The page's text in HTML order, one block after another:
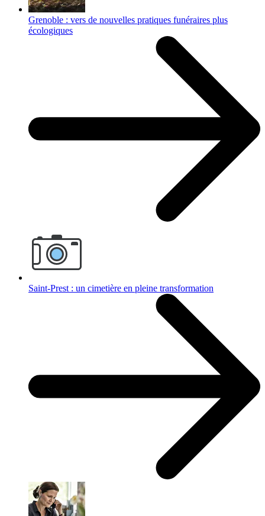
Grenoble : vers de nouvelles pratiques funéraires plus
écologiques
Saint-Prest : un cimetière en pleine transformation